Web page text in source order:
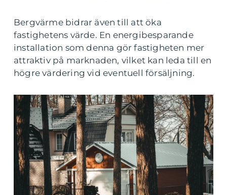
Bergvärme bidrar även till att öka
fastighetens värde. En energibesparande
installation som denna gör fastigheten mer
attraktiv på marknaden, vilket kan leda till en
högre värdering vid eventuell försäljning.